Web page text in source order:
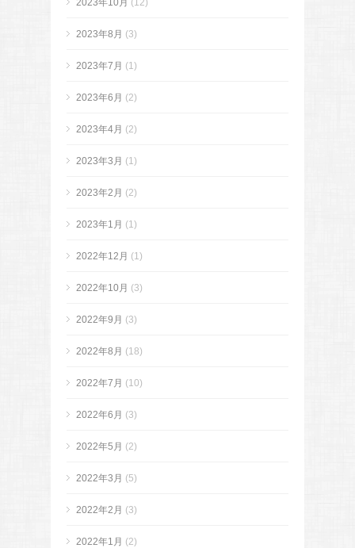
2023年10月 (12)
2023年8月 (3)
2023年7月 (1)
2023年6月 (2)
2023年4月 (2)
2023年3月 (1)
2023年2月 (2)
2023年1月 (1)
2022年12月 (1)
2022年10月 (3)
2022年9月 (3)
2022年8月 (18)
2022年7月 (10)
2022年6月 (3)
2022年5月 (2)
2022年3月 (5)
2022年2月 (3)
2022年1月 (2)